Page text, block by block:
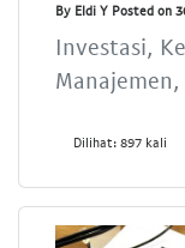
By Eldi Y Posted on
Investasi,
Dilihat: 897 kali